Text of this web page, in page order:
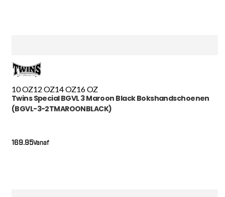
10 OZ12 OZ14 OZ16 OZ
Twins Special BGVL 3 Maroon Black Bokshandschoenen
(BGVL-3-2TMAROONBLACK)
Vanaf
169.95